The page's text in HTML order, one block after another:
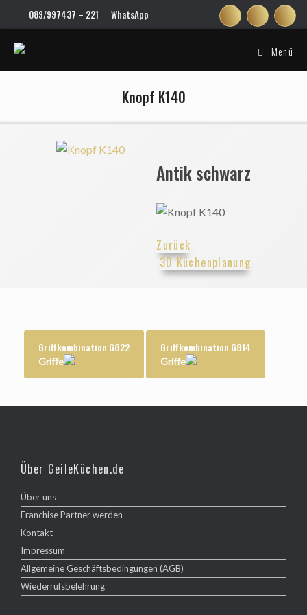
springen
089/997437 – 221 WhatsApp
Menü
Knopf K140
Antik schwarz
Zurück
3D Küchenplanung
Griffkombination G822
Griffe
Griffkombination G814
Griffe
Über GeileKüchen.de
Über uns
Franchise Partner werden
Kontakt
Impressum
Allgemeine Geschäftsbedingungen (AGB)
Wiederrufsbelehrung